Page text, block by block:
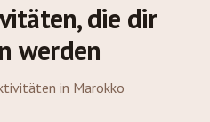
die dir
werden
in Marokko